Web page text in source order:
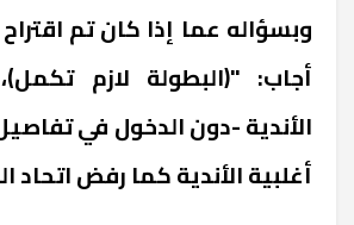
وبسؤاله عما إذا كان تم
أجاب: "(البطولة لازم
الأندية -دون الدخول في
أغلبية الأندية كما رفض اتحاد